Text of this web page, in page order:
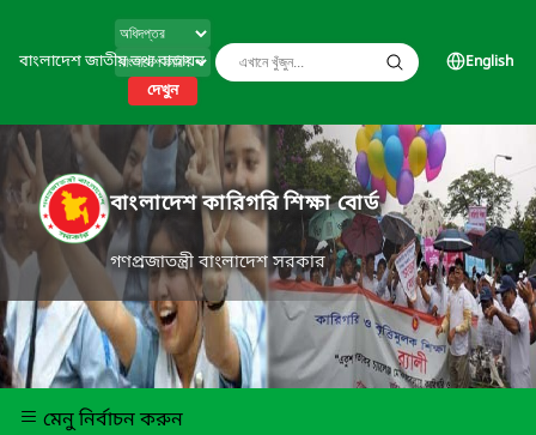
বাংলাদেশ জাতীয় তথ্য বাতায়ন
দেখুন
English
বাংলাদেশ কারিগরি শিক্ষা বোর্ড
গণপ্রজাতন্ত্রী বাংলাদেশ সরকার
মেনু নির্বাচন করুন